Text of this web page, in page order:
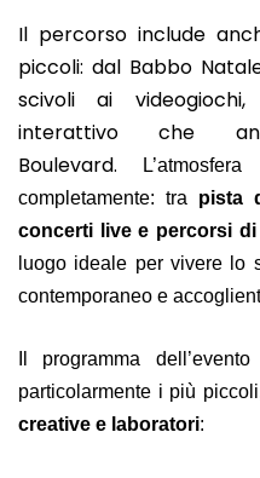
Il percorso include
piccoli: dal Babbo
scivoli ai
interattivo che
Boulevard.
completamente: tra pista
concerti live e percorsi
luogo ideale per vivere lo
contemporaneo e
Il programma
particolarmente i più
creative e laboratori: